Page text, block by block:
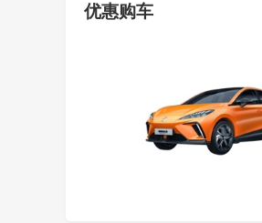
优惠购车